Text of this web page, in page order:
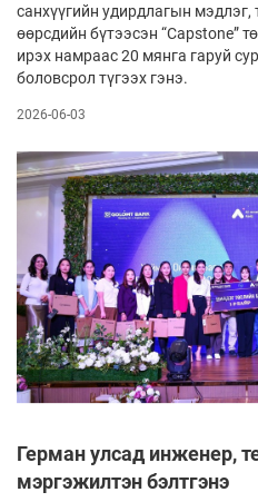
санхүүгийн удирдлагын мэдлэг,
өөрсдийн бүтээсэн “Capstone”
ирэх намраас 20 мянга гаруй
боловсрол түгээх гэнэ.
2026-06-03
Герман улсад инженер,
мэргэжилтэн бэлтгэнэ